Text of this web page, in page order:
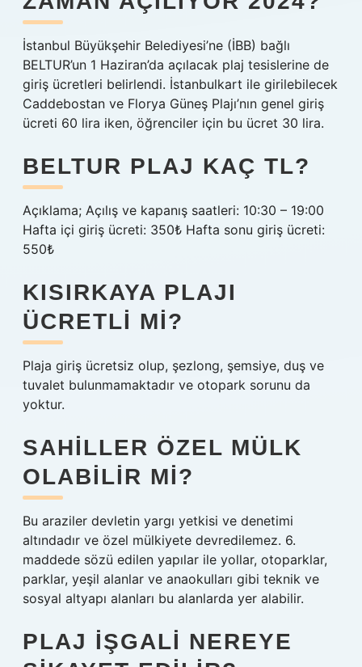
İstanbul Büyükşehir Belediyesi’ne (İBB) bağlı
BELTUR’un 1 Haziran’da açılacak plaj tesislerine de
giriş ücretleri belirlendi. İstanbulkart ile girilebilecek
Caddebostan ve Florya Güneş Plajı’nın genel giriş
ücreti 60 lira iken, öğrenciler için bu ücret 30 lira.
BELTUR PLAJ KAÇ TL?
Açıklama; Açılış ve kapanış saatleri: 10:30 – 19:00
Hafta içi giriş ücreti: 350₺ Hafta sonu giriş ücreti:
550₺
KISIRKAYA PLAJI
ÜCRETLI MI?
Plaja giriş ücretsiz olup, şezlong, şemsiye, duş ve
tuvalet bulunmamaktadır ve otopark sorunu da
yoktur.
SAHILLER ÖZEL MÜLK
OLABILIR MI?
Bu araziler devletin yargı yetkisi ve denetimi
altındadır ve özel mülkiyete devredilemez. 6.
maddede sözü edilen yapılar ile yollar, otoparklar,
parklar, yeşil alanlar ve anaokulları gibi teknik ve
sosyal altyapı alanları bu alanlarda yer alabilir.
PLAJ IŞGALI NEREYE